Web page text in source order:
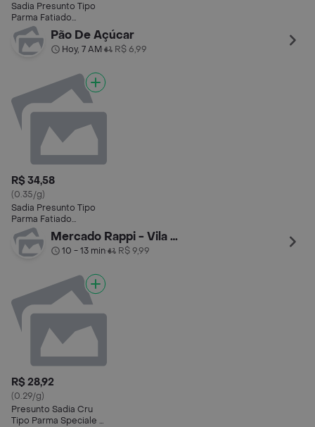
Sadia Presunto Tipo
Parma Fatiado
Speciale 70gPão De Açúcar
Hoy, 7 AM• R$ 6,99
R$ 34,58
(0.35/g)
Sadia Presunto Tipo
Parma Fatiado
Speciale 70g
Mercado Rappi - Vila Olimpia
10 - 13 min• R$ 9,99
R$ 28,92
(0.29/g)
Presunto Sadia Cru
Tipo Parma Speciale -